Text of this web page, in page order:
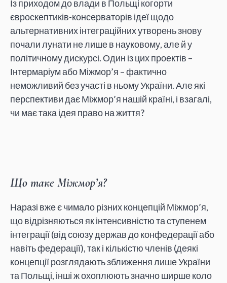
Із приходом до влади в Польщі когорти
євроскептиків-консерваторів ідеї щодо
альтернативних інтеграційних утворень знову
почали лунати не лише в науковому, але й у
політичному дискурсі. Один із цих проектів –
Інтермаріум або Міжмор’я – фактично
неможливий без участі в ньому України. Але які
перспективи дає Міжмор’я нашій країні, і взагалі,
чи має така ідея право на життя?
Що таке Міжмор’я?
Наразі вже є чимало різних концепцій Міжмор’я,
що відрізняються як інтенсивністю та ступенем
інтеграції (від союзу держав до конфедерації або
навіть федерації), так і кількістю членів (деякі
концепції розглядають зближення лише України
та Польщі, інші ж охоплюють значно ширше коло